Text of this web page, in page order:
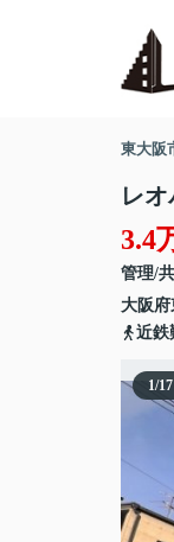
東大阪
レ
3.4
管理/
大阪府
近鉄
1/17